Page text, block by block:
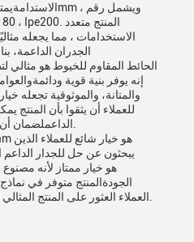
الاستخدامات ، مما يجعله
الجدران الداعمة،
الحائط المقاوم للخيوط هو مثالي
إنه يوفر بنية قوية
والمتانة، والموثوقية تجعله
للعملاء أن يثقوا بأن
يبحثون عن حل للجدار الداعم
الجودةالمنتج متوفر في